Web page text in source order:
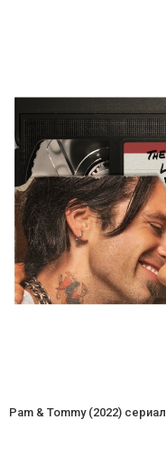
Pam & Tommy (2022) сериал